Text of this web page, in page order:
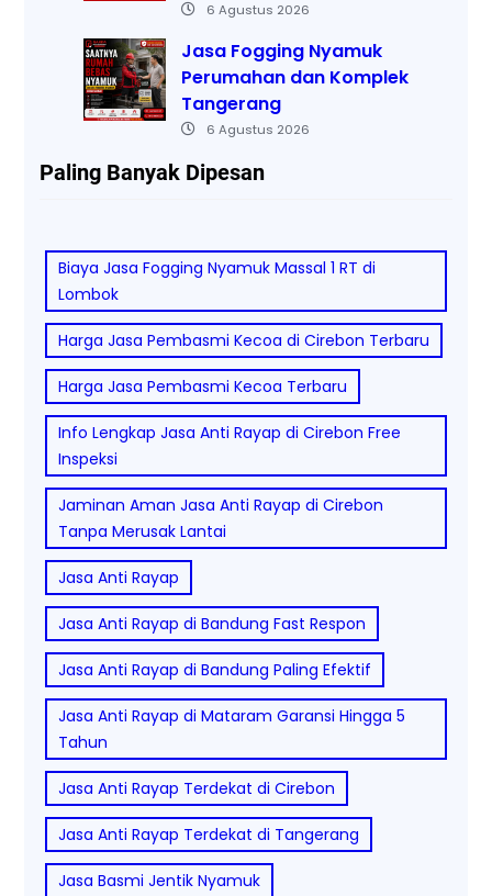
6 Agustus 2026
Jasa Fogging Nyamuk
Perumahan dan Komplek
Tangerang
6 Agustus 2026
Paling Banyak Dipesan
Biaya Jasa Fogging Nyamuk Massal 1 RT di
Lombok
Harga Jasa Pembasmi Kecoa di Cirebon Terbaru
Harga Jasa Pembasmi Kecoa Terbaru
Info Lengkap Jasa Anti Rayap di Cirebon Free
Inspeksi
Jaminan Aman Jasa Anti Rayap di Cirebon
Tanpa Merusak Lantai
Jasa Anti Rayap
Jasa Anti Rayap di Bandung Fast Respon
Jasa Anti Rayap di Bandung Paling Efektif
Jasa Anti Rayap di Mataram Garansi Hingga 5
Tahun
Jasa Anti Rayap Terdekat di Cirebon
Jasa Anti Rayap Terdekat di Tangerang
Jasa Basmi Jentik Nyamuk